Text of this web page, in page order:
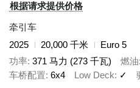
根据请求提供价格
牵引车
2025
20,000 千米
Euro 5
功率 371 马力 (273 千瓦) 燃油
车桥配置 6x4 Low Deck ✓